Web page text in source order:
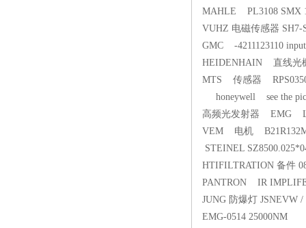
MAHLE PL3108 SMX
VUHZ 电磁传感器 SH7-
GMC -4211123110
HEIDENHAIN 直线
MTS 传感器
honeywell see the
高频光发射器 EMG
VEM 电机
STEINEL
HTIFILTRATION 备件
PANTRON IR
JUNG 防爆灯 JSNEVW /
EMG-0514 25000NM